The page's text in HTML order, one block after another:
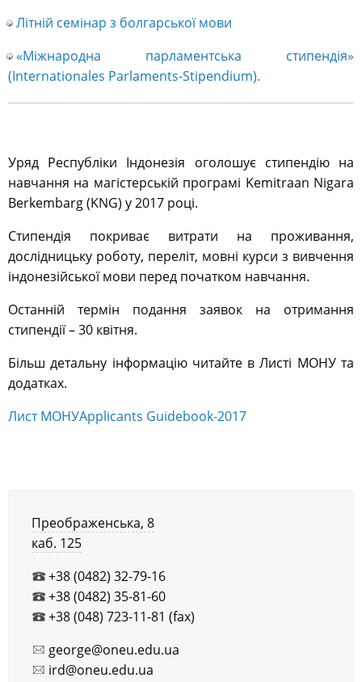
Літній семінар з болгарської мови
«Міжнародна парламентська стипендія»
(Internationales Parlaments-Stipendium).
Уряд Республіки Індонезія оголошує стипендію на
навчання на магістерській програмі Kemitraan Nigara
Berkembarg (KNG) у 2017 році.
Стипендія покриває витрати на проживання,
дослідницьку роботу, переліт, мовні курси з вивчення
індонезійської мови перед початком навчання.
Останній термін подання заявок на отримання
стипендії – 30 квітня.
Більш детальну інформацію читайте в Листі МОНУ та
додатках.
Лист МОНУApplicants Guidebook-2017
Преображенська, 8
каб. 125
+38 (0482) 32-79-16
+38 (0482) 35-81-60
+38 (048) 723-11-81 (fax)
george@oneu.edu.ua
ird@oneu.edu.ua